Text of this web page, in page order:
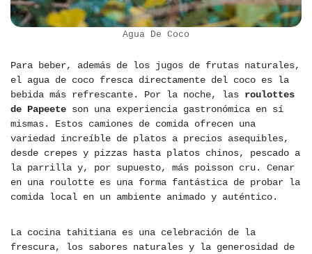
Agua De Coco
Para beber, además de los jugos de frutas naturales,
el agua de coco fresca directamente del coco es la
bebida más refrescante. Por la noche, las roulottes
de Papeete son una experiencia gastronómica en sí
mismas. Estos camiones de comida ofrecen una
variedad increíble de platos a precios asequibles,
desde crepes y pizzas hasta platos chinos, pescado a
la parrilla y, por supuesto, más poisson cru. Cenar
en una roulotte es una forma fantástica de probar la
comida local en un ambiente animado y auténtico.
La cocina tahitiana es una celebración de la
frescura, los sabores naturales y la generosidad de